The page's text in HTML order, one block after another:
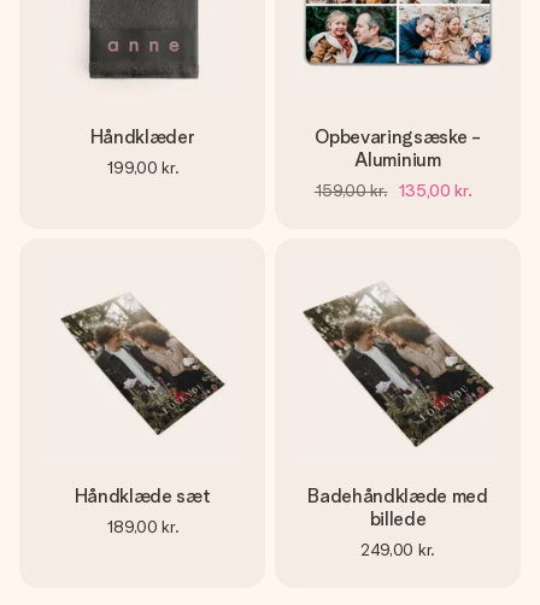
Håndklæder
199,00 kr.
Opbevaringsæske -
Aluminium
159,00 kr. 135,00 kr.
Håndklæde sæt
189,00 kr.
Badehåndklæde med
billede
249,00 kr.